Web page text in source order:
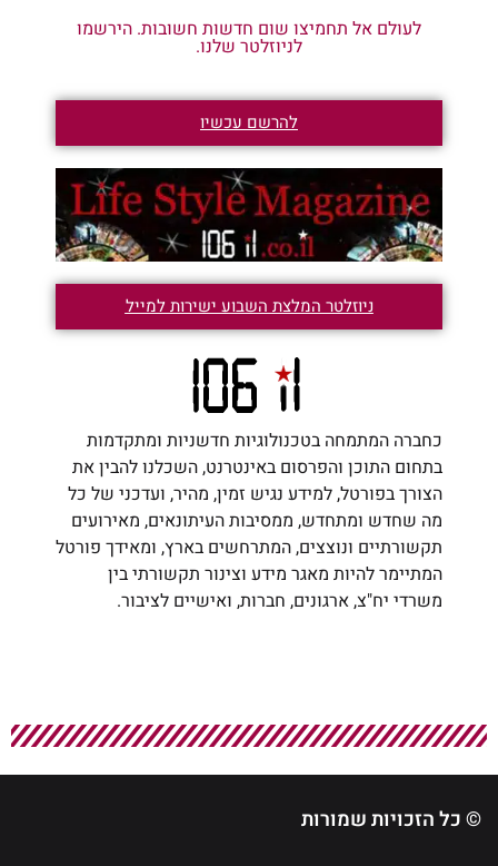
לעולם אל תחמיצו שום חדשות חשובות. הירשמו
לניוזלטר שלנו.
להרשם עכשיו
ניוזלטר המלצת השבוע ישירות למייל
כחברה המתמחה בטכנולוגיות חדשניות ומתקדמות
בתחום התוכן והפרסום באינטרנט, השכלנו להבין את
הצורך בפורטל, למידע נגיש זמין, מהיר, ועדכני של כל
מה שחדש ומתחדש, ממסיבות העיתונאים, מאירועים
תקשורתיים ונוצצים, המתרחשים בארץ, ומאידך פורטל
המתיימר להיות מאגר מידע וצינור תקשורתי בין
משרדי יח"צ, ארגונים, חברות, ואישיים לציבור.
© כל הזכויות שמורות